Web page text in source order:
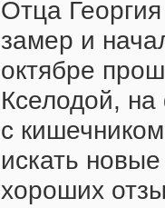
Отца
замер и
октябре
Кселодой,
с
искать
хороших